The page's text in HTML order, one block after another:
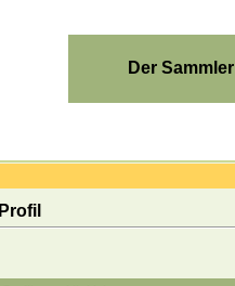
Der
Profil